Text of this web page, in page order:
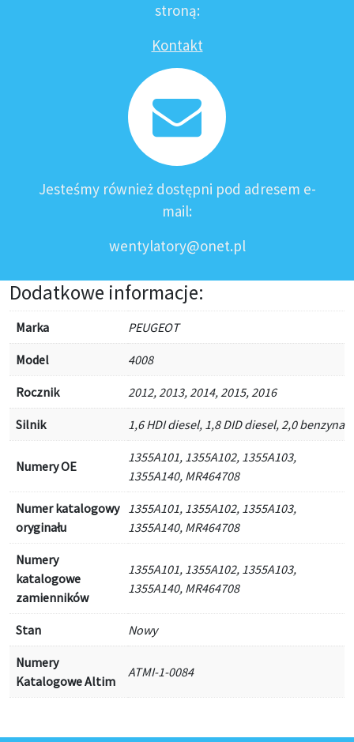
stroną:
Kontakt
Jesteśmy również dostępni pod adresem e-
mail:
wentylatory@onet.pl
Dodatkowe informacje:
Marka PEUGEOT
Model 4008
Rocznik 2012, 2013, 2014, 2015, 2016
Silnik 1,6 HDI diesel, 1,8 DID diesel, 2,0 benzyna
Numery OE
1355A101, 1355A102, 1355A103,
1355A140, MR464708
Numer katalogowy
oryginału
1355A101, 1355A102, 1355A103,
1355A140, MR464708
Numery
katalogowe
zamienników
1355A101, 1355A102, 1355A103,
1355A140, MR464708
Stan Nowy
Numery
Katalogowe Altim
ATMI-1-0084